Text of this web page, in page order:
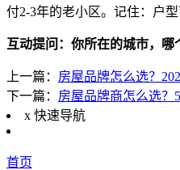
付2-3年的老小区。记住：户
互动提问：你所在的城市，哪
上一篇： 房屋品牌怎么选？
下一篇： 房屋品牌商怎么选？
x 快速导航
首页